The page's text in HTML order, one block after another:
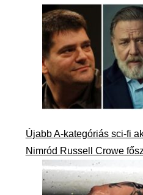
Újabb A-kategóriás sci-fi
Nimród Russell Crowe